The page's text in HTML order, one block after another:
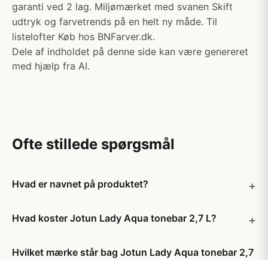
garanti ved 2 lag. Miljømærket med svanen Skift
udtryk og farvetrends på en helt ny måde. Til
listelofter Køb hos BNFarver.dk.
Dele af indholdet på denne side kan være genereret
med hjælp fra AI.
Ofte stillede spørgsmål
Hvad er navnet på produktet?
Hvad koster Jotun Lady Aqua tonebar 2,7 L?
Hvilket mærke står bag Jotun Lady Aqua tonebar 2,7